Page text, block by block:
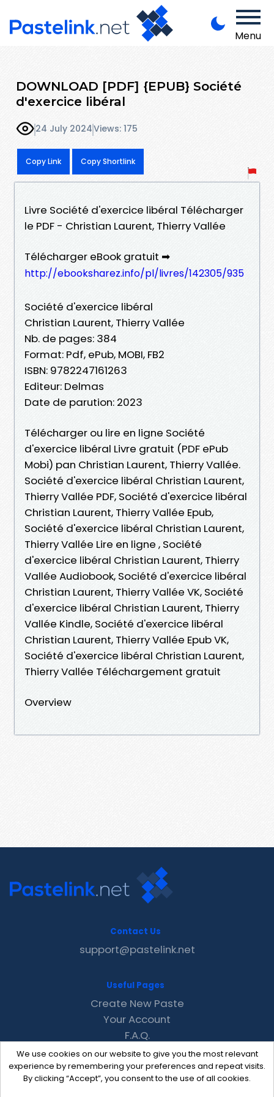
Menu
DOWNLOAD [PDF] {EPUB} Société
d'exercice libéral
24 July 2024Views: 175
Copy Link Copy Shortlink
Livre Société d'exercice libéral Télécharger
le PDF - Christian Laurent, Thierry Vallée
Télécharger eBook gratuit ➡
http://ebooksharez.info/pl/livres/142305/935
Société d'exercice libéral
Christian Laurent, Thierry Vallée
Nb. de pages: 384
Format: Pdf, ePub, MOBI, FB2
ISBN: 9782247161263
Editeur: Delmas
Date de parution: 2023
Télécharger ou lire en ligne Société
d'exercice libéral Livre gratuit (PDF ePub
Mobi) pan Christian Laurent, Thierry Vallée.
Société d'exercice libéral Christian Laurent,
Thierry Vallée PDF, Société d'exercice libéral
Christian Laurent, Thierry Vallée Epub,
Société d'exercice libéral Christian Laurent,
Thierry Vallée Lire en ligne , Société
d'exercice libéral Christian Laurent, Thierry
Vallée Audiobook, Société d'exercice libéral
Christian Laurent, Thierry Vallée VK, Société
d'exercice libéral Christian Laurent, Thierry
Vallée Kindle, Société d'exercice libéral
Christian Laurent, Thierry Vallée Epub VK,
Société d'exercice libéral Christian Laurent,
Thierry Vallée Téléchargement gratuit
Overview
We use cookies on our website to give you the most relevant
experience by remembering your preferences and repeat visits.
By clicking “Accept”, you consent to the use of all cookies.
Contact Us
support@pastelink.net
Useful Pages
Create New Paste
Your Account
F.A.Q.
Recent
Contact